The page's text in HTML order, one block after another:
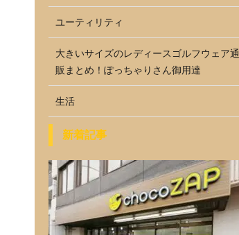
ユーティリティ
大きいサイズのレディースゴルフウェア通
販まとめ！ぽっちゃりさん御用達
生活
新着記事